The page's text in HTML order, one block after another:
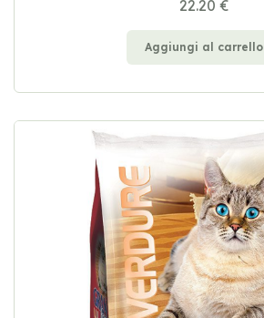
22.20 €
Aggiungi al carrello